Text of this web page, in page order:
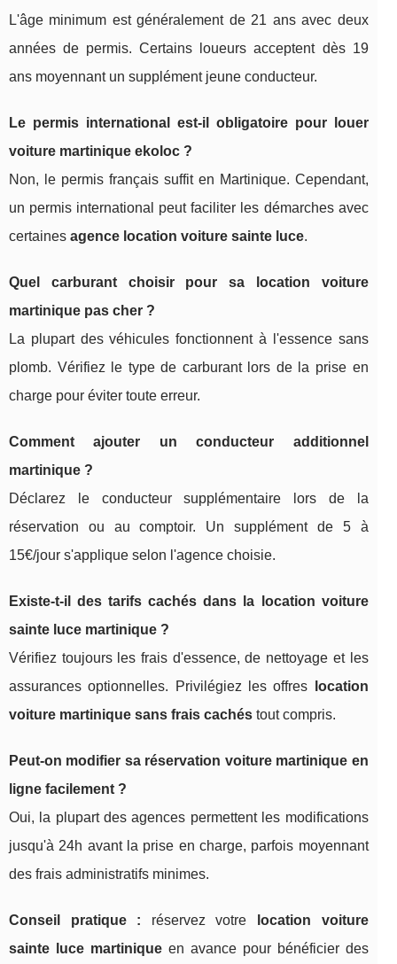
L'âge minimum est généralement de 21 ans avec deux
années de permis. Certains loueurs acceptent dès 19
ans moyennant un supplément jeune conducteur.
Le permis international est-il obligatoire pour louer
voiture martinique ekoloc ?
Non, le permis français suffit en Martinique. Cependant,
un permis international peut faciliter les démarches avec
certaines agence location voiture sainte luce.
Quel carburant choisir pour sa location voiture
martinique pas cher ?
La plupart des véhicules fonctionnent à l'essence sans
plomb. Vérifiez le type de carburant lors de la prise en
charge pour éviter toute erreur.
Comment ajouter un conducteur additionnel
martinique ?
Déclarez le conducteur supplémentaire lors de la
réservation ou au comptoir. Un supplément de 5 à
15€/jour s'applique selon l'agence choisie.
Existe-t-il des tarifs cachés dans la
location voiture
sainte luce martinique ?
Vérifiez toujours les frais d'essence, de nettoyage et les
assurances optionnelles. Privilégiez les offres
location
voiture martinique sans frais cachés tout compris.
Peut-on modifier sa réservation voiture martinique en
ligne facilement ?
Oui, la plupart des agences permettent les modifications
jusqu'à 24h avant la prise en charge, parfois moyennant
des frais administratifs minimes.
Conseil pratique : réservez votre
location voiture
sainte luce martiniqueen avance pour bénéficier des